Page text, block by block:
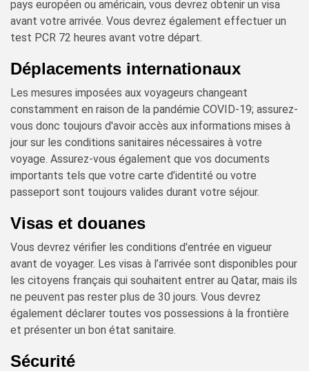
pays européen ou américain, vous devrez obtenir un visa
avant votre arrivée. Vous devrez également effectuer un
test PCR 72 heures avant votre départ.
Déplacements internationaux
Les mesures imposées aux voyageurs changeant
constamment en raison de la pandémie COVID-19; assurez-
vous donc toujours d'avoir accès aux informations mises à
jour sur les conditions sanitaires nécessaires à votre
voyage. Assurez-vous également que vos documents
importants tels que votre carte d’identité ou votre
passeport sont toujours valides durant votre séjour.
Visas et douanes
Vous devrez vérifier les conditions d'entrée en vigueur
avant de voyager. Les visas à l’arrivée sont disponibles pour
les citoyens français qui souhaitent entrer au Qatar, mais ils
ne peuvent pas rester plus de 30 jours. Vous devrez
également déclarer toutes vos possessions à la frontière
et présenter un bon état sanitaire.
Sécurité